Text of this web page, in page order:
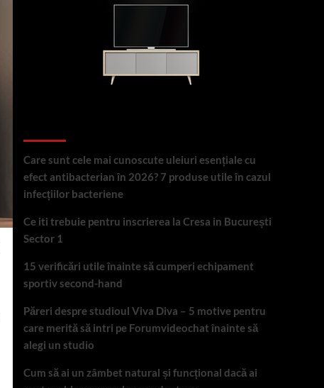
Care sunt cele mai cunoscute uleiuri esențiale cu
efect antibacterian în 2026? 7 produse utile în cazul
infecțiilor bacteriene
Ce iti trebuie pentru inscrierea la Cresa in București
Sector 1
15 verificări utile înainte să cumperi echipament
sportiv second-hand
Păreri despre studioul Viva Diva – 5 motive pentru
care merită să intri pe Forumvideochat înainte să
alegi un studio
Cum să ai un zâmbet natural și funcțional dacă ai